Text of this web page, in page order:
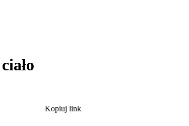
Kopiuj link